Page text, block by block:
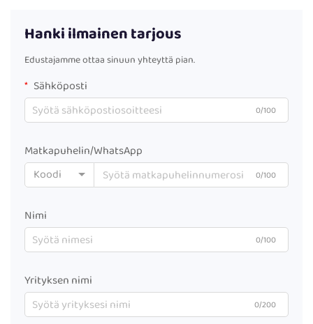
Hanki ilmainen tarjous
Edustajamme ottaa sinuun yhteyttä pian.
Sähköposti
0/100
Matkapuhelin/WhatsApp
Koodi
0/100
Nimi
0/100
Yrityksen nimi
0/200